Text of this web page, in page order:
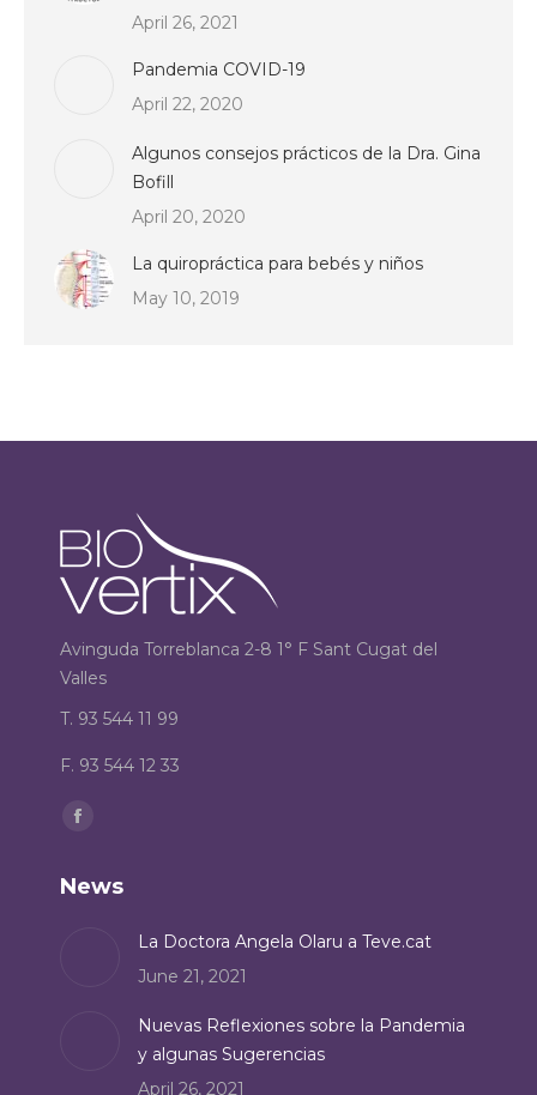
April 26, 2021
Pandemia COVID-19
April 22, 2020
Algunos consejos prácticos de la Dra. Gina
Bofill
April 20, 2020
La quiropráctica para bebés y niños
May 10, 2019
Avinguda Torreblanca 2-8 1° F Sant Cugat del
Valles
T. 93 544 11 99
F. 93 544 12 33
Find us on:
opens
window
News
La Doctora Angela Olaru a Teve.cat
June 21, 2021
Nuevas Reflexiones sobre la Pandemia
y algunas Sugerencias
April 26, 2021